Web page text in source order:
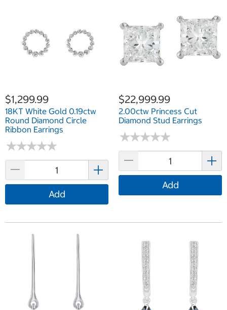
$1,299.99
18KT White Gold 0.19ctw
Round Diamond Circle
Ribbon Earrings
★★★★★
★★★★★
Add
$22,999.99
2.00ctw Princess Cut
Diamond Stud Earrings
★★★★★
★★★★★
Add